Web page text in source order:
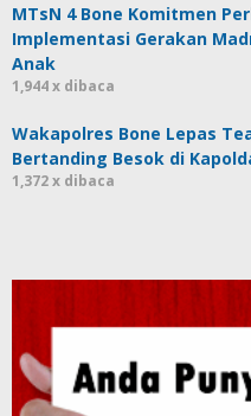
MTsN 4 Bone Komitmen
Implementasi Gerakan
Anak
1,944 x dibaca
Wakapolres Bone Lepas
Bertanding Besok di
1,372 x dibaca